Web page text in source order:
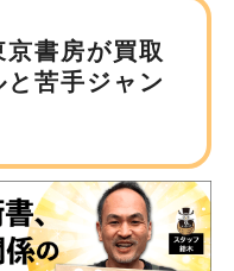
京書房が買取
苦手ジャン